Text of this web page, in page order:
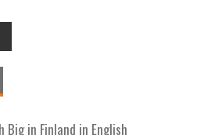
Big in Finland in English